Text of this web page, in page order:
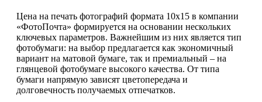
Цена на печать фотографий формата 10х15 в компании
«ФотоПочта» формируется на основании нескольких
ключевых параметров. Важнейшим из них является тип
фотобумаги: на выбор предлагается как экономичный
вариант на матовой бумаге, так и премиальный – на
глянцевой фотобумаге высокого качества. От типа
бумаги напрямую зависят цветопередача и
долговечность получаемых отпечатков.